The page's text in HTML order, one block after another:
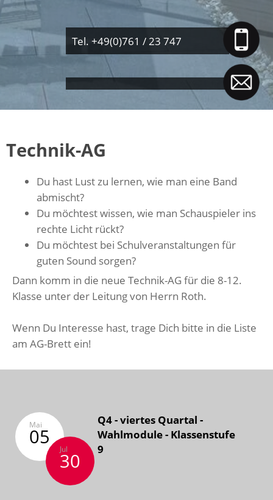
Tel. +49(0)761 / 23 747
Technik-AG
Du hast Lust zu lernen, wie man eine Band
abmischt?
Du möchtest wissen, wie man Schauspieler ins
rechte Licht rückt?
Du möchtest bei Schulveranstaltungen für
guten Sound sorgen?
Dann komm in die neue Technik-AG für die 8-12.
Klasse unter der Leitung von Herrn Roth.
Wenn Du Interesse hast, trage Dich bitte in die Liste
am AG-Brett ein!
Mai
05
Jul
30
Q4 - viertes Quartal -
Wahlmodule - Klassenstufe
9